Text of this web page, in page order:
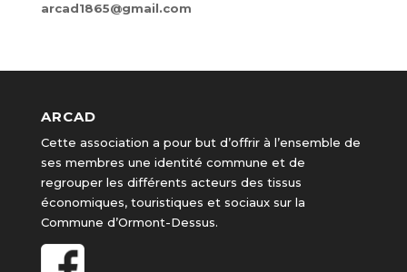
arcad1865@gmail.com
ARCAD
Cette association a pour but d’offrir à l’ensemble de
ses membres une identité commune et de
regrouper les différents acteurs des tissus
économiques, touristiques et sociaux sur la
Commune d’Ormont-Dessus.